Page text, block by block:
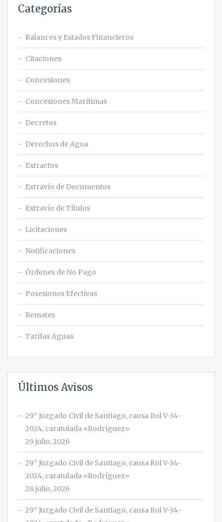
Categorías
Balances y Estados Financieros
Citaciones
Concesiones
Concesiones Marítimas
Decretos
Derechos de Agua
Extractos
Extravío de Documentos
Extravío de Títulos
Licitaciones
Notificaciones
Órdenes de No Pago
Posesiones Efectivas
Remates
Tarifas Aguas
Últimos Avisos
29° Juzgado Civil de Santiago, causa Rol V-34-
2024, caratulada «Rodríguez»
29 julio, 2026
29° Juzgado Civil de Santiago, causa Rol V-34-
2024, caratulada «Rodríguez»
28 julio, 2026
29° Juzgado Civil de Santiago, causa Rol V-34-